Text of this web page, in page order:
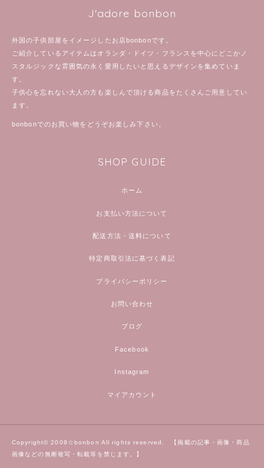
J'adore bonbon
外国の子供部屋をイメージしたお店bonbonです。
ご紹介しているアイテムはオランダ・ドイツ・フランスを中心にどこかノ
スタルジックな雰囲気の永く愛用したいと思えるデザインを集めていま
す。
子供心を忘れない大人の方も楽しんで頂ける商品をたくさんご用意してい
ます。
bonbonでのお買い物をどうぞお楽しみ下さい。
SHOP GUIDE
ホーム
お支払い方法について
配送方法・送料について
特定商取引法に基づく表記
プライバシーポリシー
お問い合わせ
ブログ
Facebook
Instagram
マイアカウント
Copyright© 2009☆bonbon All rights reserved. 【掲載の記事・画像・商品
画像などの無断複写・転載等を禁じます。】